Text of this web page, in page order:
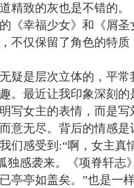
精致的灰也是不错的。
《幸福少女》和《屑
不仅保留了角色的特
疑是层次立体的，平
。最近让我印象深刻
写女主的表情，而是
意无尽。背后的情感
们感受到:“啊，女主真
感袭来。《项脊轩志
亭亭如盖矣。”也是一